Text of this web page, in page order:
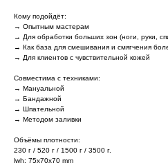
Кому подойдёт:
→ Опытным мастерам
→ Для обработки больших зон (ноги, руки,
→ Как база для смешивания и смягчения
→ Для клиентов с чувствительной кожей
Совместима с техниками:
→ Мануальной
→ Бандажной
→ Шпательной
→ Методом заливки
Объёмы плотности:
230 г / 520 г / 1500 г / 3500 г.
lwh: 75x70x70 mm